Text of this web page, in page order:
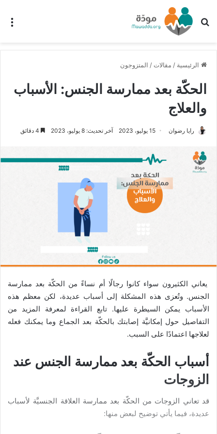
بحث عن
الرئيسية / مقالات / المتزوجون
الحكّة بعد ممارسة الجنس: الأسباب
والعلاج
رايا رضوان 15 يوليو، 2023 آخر تحديث: 8 يوليو، 2023
يعاني الكثيرون سواء كانوا رجالًا أم نساءً من الحكّة بعد ممارسة
الجنس. وتُعزى هذه المشكلة إلى أسباب عديدة، لكن معظم هذه
الأسباب يمكن السيطرة عليها. تابع القراءة لمعرفة المزيد من
التفاصيل حول إمكانيَّة إصابتك بالحكّة بعد الجماع وما يمكنك فعله
لعلاجها اعتمادًا على السبب.
أسباب الحكّة بعد ممارسة الجنس عند
الزوجات
قد تعاني الزوجات من الحكّة بعد ممارسة العلاقة الجنسيَّة لأسباب
عديدة، فيما يأتي توضيح لبعض منها: